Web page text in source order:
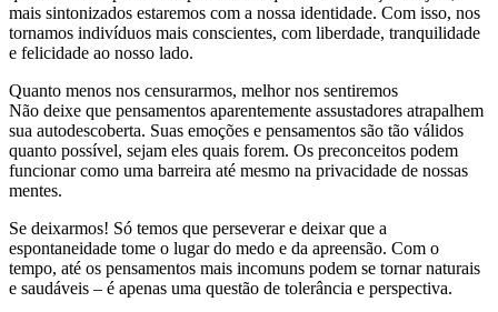
mais sintonizados estaremos com a nossa identidade. Com isso, nos
tornamos indivíduos mais conscientes, com liberdade, tranquilidade
e felicidade ao nosso lado.
Quanto menos nos censurarmos, melhor nos sentiremos
Não deixe que pensamentos aparentemente assustadores atrapalhem
sua autodescoberta. Suas emoções e pensamentos são tão válidos
quanto possível, sejam eles quais forem. Os preconceitos podem
funcionar como uma barreira até mesmo na privacidade de nossas
mentes.
Se deixarmos! Só temos que perseverar e deixar que a
espontaneidade tome o lugar do medo e da apreensão. Com o
tempo, até os pensamentos mais incomuns podem se tornar naturais
e saudáveis – é apenas uma questão de tolerância e perspectiva.